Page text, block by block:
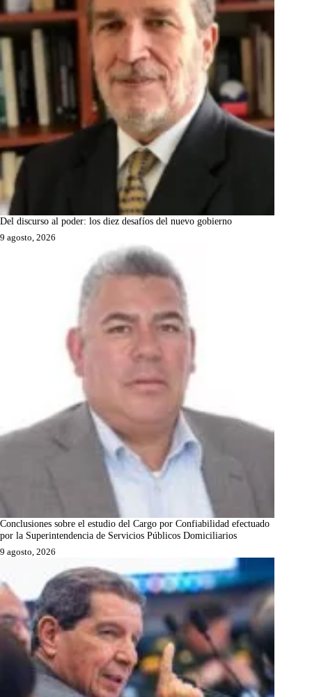
Del discurso al poder: los diez desafíos del nuevo gobierno
9 agosto, 2026
Conclusiones sobre el estudio del Cargo por Confiabilidad efectuado
por la Superintendencia de Servicios Públicos Domiciliarios
9 agosto, 2026